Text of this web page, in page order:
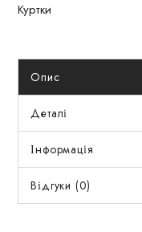
Куртки
Опис
Деталі
Інформація
Відгуки (0)